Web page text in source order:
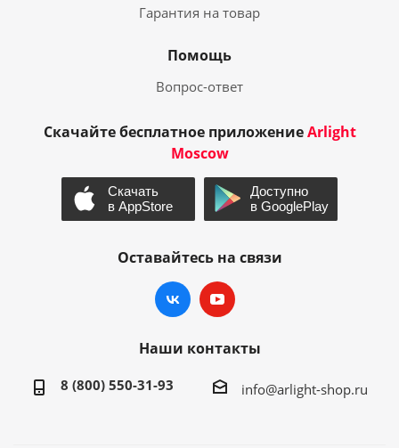
Гарантия на товар
Помощь
Вопрос-ответ
Скачайте бесплатное приложениеArlight
Moscow
Оставайтесь на связи
Наши контакты
8 (800) 550-31-93 info@arlight-shop.ru